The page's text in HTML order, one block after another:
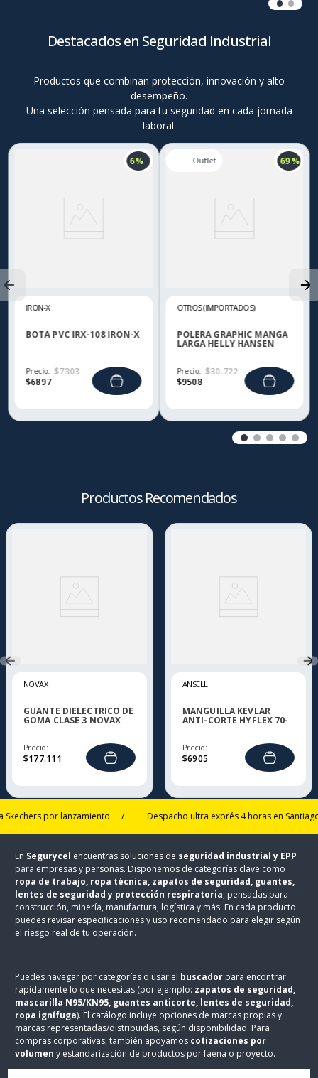
Destacados en Seguridad Industrial
Productos que combinan protección, innovación y alto
desempeño.
Una selección pensada para tu seguridad en cada jornada
laboral.
6 %
IRON-X
BOTA PVC IRX-108 IRON-X
Precio:
$6897
$7303
69 %
OTROS (IMPORTADOS)
POLERA GRAPHIC MANGA
LARGA HELLY HANSEN
Precio:
$9508
$30.722
Productos Recomendados
NOVAX
GUANTE DIELECTRICO DE
GOMA CLASE 3 NOVAX
Precio:
$177.111
ANSELL
MANGUILLA KEVLAR
ANTI-CORTE HYFLEX 70-
Precio:
$6905
por lanzamiento / Despacho ultra exprés 4 horas en Santiago,
En Segurycel encuentras soluciones de seguridad industrial y EPP
para empresas y personas. Disponemos de categorías clave como
ropa de trabajo, ropa técnica, zapatos de seguridad, guantes,
lentes de seguridad y protección respiratoria, pensadas para
construcción, minería, manufactura, logística y más. En cada producto
puedes revisar especificaciones y uso recomendado para elegir según
el riesgo real de tu operación.
Puedes navegar por categorías o usar el buscador para encontrar
rápidamente lo que necesitas (por ejemplo: zapatos de seguridad,
mascarilla N95/KN95, guantes anticorte, lentes de seguridad,
ropa ignífuga). El catálogo incluye opciones de marcas propias y
marcas representadas/distribuidas, según disponibilidad. Para
compras corporativas, también apoyamos cotizaciones por
volumen y estandarización de productos por faena o proyecto.